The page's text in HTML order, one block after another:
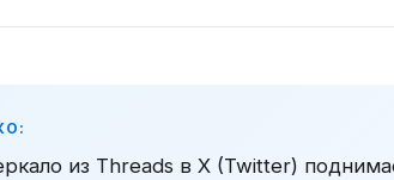
из Threads в X (Twitter)